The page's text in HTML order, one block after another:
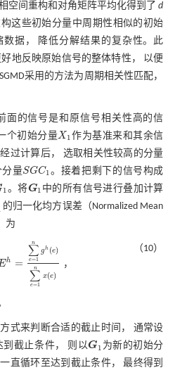
空间重构和对角矩阵平均化得到了d
这些初始分量中周期性相似的初始
数据， 降低分解结果的复杂性。此
地反映原始信号的整体特性， 以便
采用的方法为周期相关性匹配，
面的信号是和原信号相关性高的信
个初始分量X1
X1 作为基准来和其余信
过计算后， 选取相关性较高的分量
分量SGC1
SGC1
。接着把剩下的信号构成
1
1 。将G1
G1 中的所有信号进行叠加计算
的归一化均方误差（Normalized Mean
为
h =
∑
e=1
n
gh (e)
∑
e=1
n
x(e)
，
∑ =1 gh( =1
（10）
式来判断合适的截止时间， 通常设
到截止条件， 则以G1
G1 为新的初始分
直循环至达到截止条件， 最终得到